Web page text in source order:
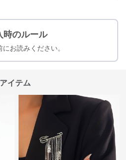
時のルール
お読みください。
イテム